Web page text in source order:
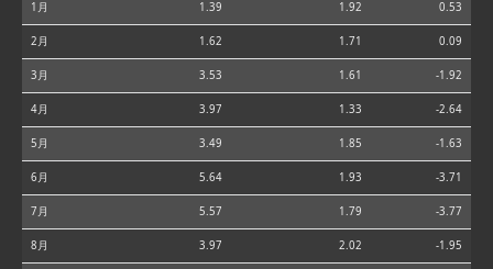
1月 1.39 1.92 0.53
2月 1.62 1.71 0.09
3月 3.53 1.61 -1.92
4月 3.97 1.33 -2.64
5月 3.49 1.85 -1.63
6月 5.64 1.93 -3.71
7月 5.57 1.79 -3.77
8月 3.97 2.02 -1.95